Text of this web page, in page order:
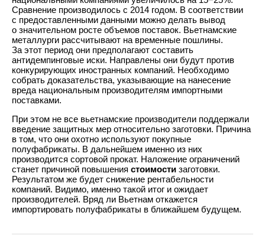
Сравнение производилось с 2014 годом. В соответствии
с предоставленными данными можно делать вывод
о значительном росте объемов поставок. Вьетнамские
металлурги рассчитывают на временные пошлины.
За этот период они предполагают составить
антидемпинговые иски. Направлены они будут против
конкурирующих иностранных компаний. Необходимо
собрать доказательства, указывающие на нанесение
вреда национальным производителям импортными
поставками.
При этом не все вьетнамские производители поддержали
введение защитных мер относительно заготовки. Причина
в том, что они охотно используют покупные
полуфабрикаты. В дальнейшем именно из них
производится сортовой прокат. Наложение ограничений
станет причиной повышения стоимости заготовки.
Результатом же будет снижение рентабельности
компаний. Видимо, именно такой итог и ожидает
производителей. Вряд ли Вьетнам откажется
импортировать полуфабрикаты в ближайшем будущем.